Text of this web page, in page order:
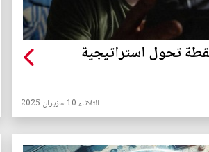
تحول استراتيجية
الثلاثاء 10 حزيران 2025